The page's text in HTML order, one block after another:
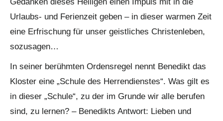
Urlaubs- und Ferienzeit geben – in dieser warmen Zeit
eine Erfrischung für unser geistliches Christenleben,
sozusagen…
In seiner berühmten Ordensregel nennt Benedikt das
Kloster eine „Schule des Herrendienstes“. Was gilt es
in dieser „Schule“, zu der im Grunde wir alle berufen
sind, zu lernen? – Benedikts Antwort: Lieben und